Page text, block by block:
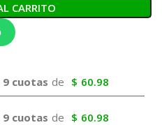
CARRITO
9 cuotas de $ 60.98
9 cuotas de $ 60.98